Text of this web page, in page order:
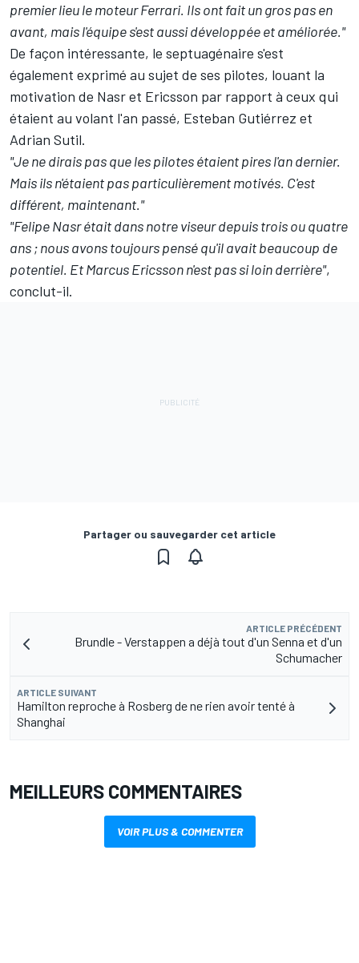
premier lieu le moteur Ferrari. Ils ont fait un gros pas en
avant, mais l'équipe s'est aussi développée et améliorée."
De façon intéressante, le septuagénaire s'est
également exprimé au sujet de ses pilotes, louant la
motivation de Nasr et Ericsson par rapport à ceux qui
étaient au volant l'an passé, Esteban Gutiérrez et
Adrian Sutil.
"Je ne dirais pas que les pilotes étaient pires l'an dernier.
Mais ils n'étaient pas particulièrement motivés. C'est
différent, maintenant."
"Felipe Nasr était dans notre viseur depuis trois ou quatre
ans ; nous avons toujours pensé qu'il avait beaucoup de
potentiel. Et Marcus Ericsson n'est pas si loin derrière",
conclut-il.
Partager ou sauvegarder cet article
ARTICLE PRÉCÉDENT
Brundle - Verstappen a déjà tout d'un Senna et d'un
Schumacher
ARTICLE SUIVANT
Hamilton reproche à Rosberg de ne rien avoir tenté à
Shanghai
MEILLEURS COMMENTAIRES
VOIR PLUS & COMMENTER